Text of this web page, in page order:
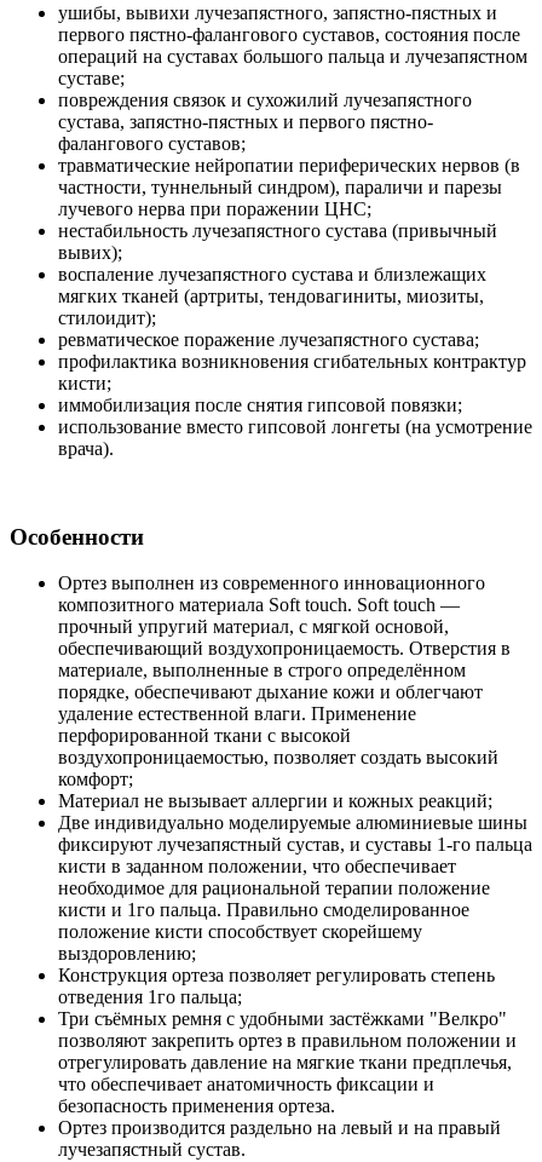
ушибы, вывихи лучезапястного, запястно-пястных и
первого пястно-фалангового суставов, состояния после
операций на суставах большого пальца и лучезапястном
суставе;
повреждения связок и сухожилий лучезапястного
сустава, запястно-пястных и первого пястно-
фалангового суставов;
травматические нейропатии периферических нервов (в
частности, туннельный синдром), параличи и парезы
лучевого нерва при поражении ЦНС;
нестабильность лучезапястного сустава (привычный
вывих);
воспаление лучезапястного сустава и близлежащих
мягких тканей (артриты, тендовагиниты, миозиты,
стилоидит);
ревматическое поражение лучезапястного сустава;
профилактика возникновения сгибательных контрактур
кисти;
иммобилизация после снятия гипсовой повязки;
использование вместо гипсовой лонгеты (на усмотрение
врача).
Особенности
Ортез выполнен из современного инновационного
композитного материала Soft touch. Soft touch —
прочный упругий материал, с мягкой основой,
обеспечивающий воздухопроницаемость. Отверстия в
материале, выполненные в строго определённом
порядке, обеспечивают дыхание кожи и облегчают
удаление естественной влаги. Применение
перфорированной ткани с высокой
воздухопроницаемостью, позволяет создать высокий
комфорт;
Материал не вызывает аллергии и кожных реакций;
Две индивидуально моделируемые алюминиевые шины
фиксируют лучезапястный сустав, и суставы 1-го пальца
кисти в заданном положении, что обеспечивает
необходимое для рациональной терапии положение
кисти и 1го пальца. Правильно смоделированное
положение кисти способствует скорейшему
выздоровлению;
Конструкция ортеза позволяет регулировать степень
отведения 1го пальца;
Три съёмных ремня с удобными застёжками "Велкро"
позволяют закрепить ортез в правильном положении и
отрегулировать давление на мягкие ткани предплечья,
что обеспечивает анатомичность фиксации и
безопасность применения ортеза.
Ортез производится раздельно на левый и на правый
лучезапястный сустав.